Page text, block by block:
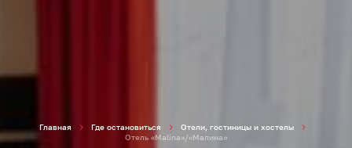
Главная Где остановиться
Отели, гостиницы и хостелы
Отель «Malina»/«Mалина»